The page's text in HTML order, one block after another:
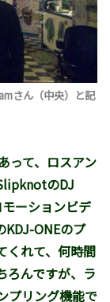
さん（中央）と記
って、ロスアン
のDJ
ーションビデ
KDJ-ONEのプ
くれて、何時間
ろんですが、ラ
プリング機能で